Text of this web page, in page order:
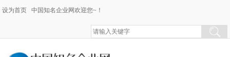
设为首页 中国知名企业网欢迎您~！